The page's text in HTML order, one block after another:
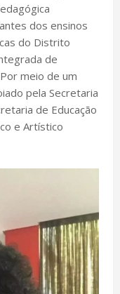
dos ensinos
do Distrito
de
meio de um
pela Secretaria
de Educação
e Artístico